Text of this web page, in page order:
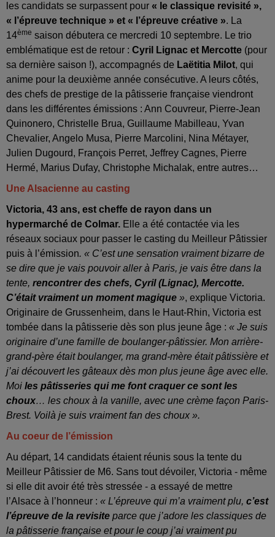
les candidats se surpassent pour « le classique revisité »,
« l’épreuve technique » et « l’épreuve créative ». La
14ème saison débutera ce mercredi 10 septembre. Le trio
emblématique est de retour : Cyril Lignac et Mercotte (pour
sa dernière saison !), accompagnés de Laëtitia Milot, qui
anime pour la deuxième année consécutive. A leurs côtés,
des chefs de prestige de la pâtisserie française viendront
dans les différentes émissions : Ann Couvreur, Pierre-Jean
Quinonero, Christelle Brua, Guillaume Mabilleau, Yvan
Chevalier, Angelo Musa, Pierre Marcolini, Nina Métayer,
Julien Dugourd, François Perret, Jeffrey Cagnes, Pierre
Hermé, Marius Dufay, Christophe Michalak, entre autres…
Une Alsacienne au casting
Victoria, 43 ans, est cheffe de rayon dans un
hypermarché de Colmar. Elle a été contactée via les
réseaux sociaux pour passer le casting du Meilleur Pâtissier
puis à l’émission. « C’est une sensation vraiment bizarre de
se dire que je vais pouvoir aller à Paris, je vais être dans la
tente, rencontrer des chefs, Cyril (Lignac), Mercotte.
C’était vraiment un moment magique », explique Victoria.
Originaire de Grussenheim, dans le Haut-Rhin, Victoria est
tombée dans la pâtisserie dès son plus jeune âge : « Je suis
originaire d’une famille de boulanger-pâtissier. Mon arrière-
grand-père était boulanger, ma grand-mère était pâtissière et
j’ai découvert les gâteaux dès mon plus jeune âge avec elle.
Moi les pâtisseries qui me font craquer ce sont les
choux… les choux à la vanille, avec une crème façon Paris-
Brest. Voilà je suis vraiment fan des choux ».
Au coeur de l’émission
Au départ, 14 candidats étaient réunis sous la tente du
Meilleur Pâtissier de M6. Sans tout dévoiler, Victoria - même
si elle dit avoir été très stressée - a essayé de mettre
l’Alsace à l’honneur : « L’épreuve qui m’a vraiment plu, c’est
l’épreuve de la revisite parce que j’adore les classiques de
la pâtisserie française et pour le coup j’ai vraiment pu